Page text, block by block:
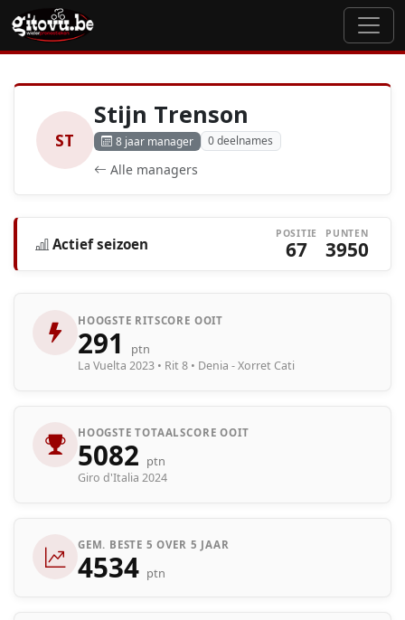
ST
Stijn Trenson
8 jaar manager 0 deelnames
Alle managers
Actief seizoen
POSITIE
67
PUNTEN
3950
HOOGSTE RITSCORE OOIT
291 ptn
La Vuelta 2023 • Rit 8 • Denia - Xorret Cati
HOOGSTE TOTAALSCORE OOIT
5082 ptn
Giro d'Italia 2024
GEM. BESTE 5 OVER 5 JAAR
4534 ptn